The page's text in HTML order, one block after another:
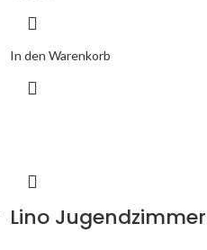
In den Warenkorb
Lino Jugendzimmer